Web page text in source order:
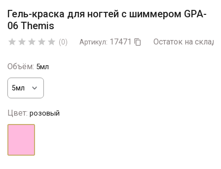
Гель-краска для ногтей с шиммером GPA-
06 Themis
     (0) Артикул: 17471  Остаток на
Объём: 5мл
Цвет: розовый